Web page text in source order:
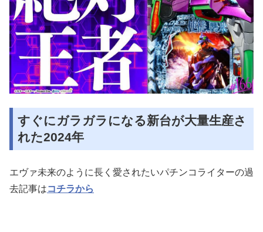
すぐにガラガラになる新台が大量生産さ
れた2024年
エヴァ未来のように長く愛されたいパチンコライターの過
去記事はコチラから